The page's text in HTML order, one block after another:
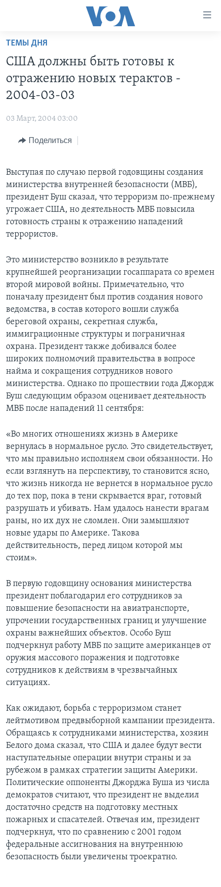
Перейти
основной
контент
Перейти
основной
навигации
Перейти
ПРОГРАММЫ
ИТОГИ
ПОЧЕМУ ЭТО ВАЖНО?
ДЕТАЛИ
НЬЮ-ЙОРК NEW YORK
АМЕРИКА. БОЛЬШОЕ ПУТЕШЕСТВИЕ
ПРОЕКТЫ
НАША АМЕРИКАНСКАЯ ИСТОРИЯ
А КАК В АМЕРИКЕ?
АМЕРИКАНСКИЕ ГОРОДКИ
ТЕСТЫ
ИНТЕРВЬЮ
ФАКТЫ ПРОТИВ ФЕЙКОВ
УЧИМ АНГЛИЙСКИЙ
ВИДЕО
ПОДПИСКА НА НОВОСТИ
Learning English
СОЦИАЛЬНЫЕ СЕТИ
Языки
ТЕМЫ ДНЯ
CША должны быть готовы к
отражению новых терактов -
2004-03-03
03 Март, 2004 03:00
Поделиться
Выступая по случаю первой годовщины создания
министерства внутренней безопасности (МВБ),
президент Буш сказал, что терроризм по-прежнему
угрожает США, но деятельность МВБ повысила
готовность страны к отражению нападений
террористов.
Это министерство возникло в результате
крупнейшей реорганизации госаппарата со времен
второй мировой войны. Примечательно, что
поначалу президент был против создания нового
ведомства, в состав которого вошли служба
береговой охраны, секретная служба,
иммиграционные структуры и пограничная
охрана. Президент также добивался более
широких полномочий правительства в вопросе
найма и сокращения сотрудников нового
министерства. Однако по прошествии года Джордж
Буш следующим образом оценивает деятельность
МВБ после нападений 11 сентября:
«Во многих отношениях жизнь в Америке
вернулась в нормальное русло. Это свидетельствует,
что мы правильно исполняем свои обязанности. Но
если взглянуть на перспективу, то становится ясно,
что жизнь никогда не вернется в нормальное русло
до тех пор, пока в тени скрывается враг, готовый
разрушать и убивать. Нам удалось нанести врагам
раны, но их дух не сломлен. Они замышляют
новые удары по Америке. Такова
действительность, перед лицом которой мы
стоим».
В первую годовщину основания министерства
президент поблагодарил его сотрудников за
повышение безопасности на авиатранспорте,
упрочении государственных границ и улучшение
охраны важнейших объектов. Особо Буш
подчеркнул работу МВБ по защите американцев от
оружия массового поражения и подготовке
сотрудников к действиям в чрезвычайных
ситуациях.
Как ожидают, борьба с терроризмом станет
лейтмотивом предвыборной кампании президента.
Обращаясь к сотрудниками министерства, хозяин
Белого дома сказал, что США и далее будут вести
наступательные операции внутри страны и за
рубежом в рамках стратегии защиты Америки.
Политические оппоненты Джорджа Буша из числа
демократов считают, что президент не выделил
достаточно средств на подготовку местных
пожарных и спасателей. Отвечая им, президент
подчеркнул, что по сравнению с 2001 годом
федеральные ассигнования на внутреннюю
безопасность были увеличены троекратно.